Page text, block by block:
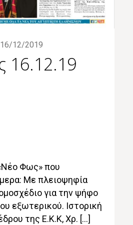
16/12/2019
16.12.19
Φως» που
Με πλειοψηφία
για την ψήφο
εξωτερικού. Ιστορική
της Ε.Κ.Κ, Χρ. […]